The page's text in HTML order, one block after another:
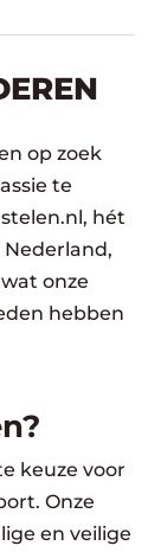
op zoek
te
hét
onze
hebben
keuze voor
Onze
en veilige